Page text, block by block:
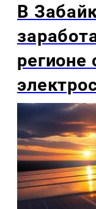
В
регионе